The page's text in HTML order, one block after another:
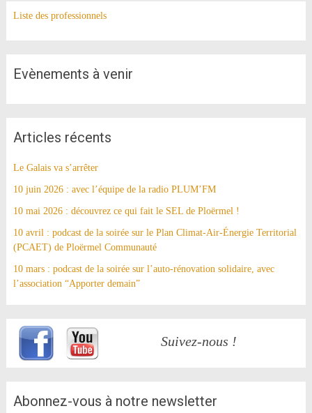
Liste des professionnels
Evènements à venir
Articles récents
Le Galais va s’arrêter
10 juin 2026 : avec l’équipe de la radio PLUM’FM
10 mai 2026 : découvrez ce qui fait le SEL de Ploërmel !
10 avril : podcast de la soirée sur le Plan Climat-Air-Énergie Territorial
(PCAET) de Ploërmel Communauté
10 mars : podcast de la soirée sur l’auto-rénovation solidaire, avec
l’association “Apporter demain”
Suivez-nous !
Abonnez-vous à notre newsletter